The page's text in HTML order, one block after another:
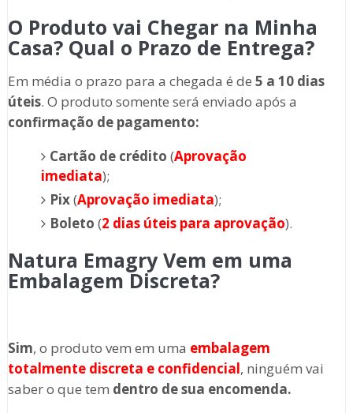
O Produto vai Chegar na Minha
Casa? Qual o Prazo de Entrega?
Em média o prazo para a chegada é de 5 a 10 dias
úteis. O produto somente será enviado após a
confirmação de pagamento:
Cartão de crédito (Aprovação
imediata);
Pix(Aprovação imediata);
Boleto (2 dias úteis para aprovação).
Natura Emagry Vem em uma
Embalagem Discreta?
Sim, o produto vem em uma embalagem
totalmente discreta e confidencial, ninguém vai
saber o que tem dentro de sua encomenda.